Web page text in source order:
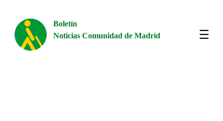
Boletín
Noticias Comunidad de Madrid